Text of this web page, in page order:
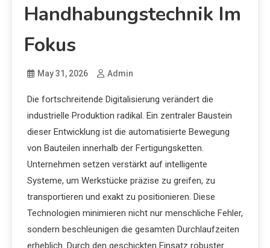
Handhabungstechnik Im
Fokus
May 31, 2026 Admin
Die fortschreitende Digitalisierung verändert die
industrielle Produktion radikal. Ein zentraler Baustein
dieser Entwicklung ist die automatisierte Bewegung
von Bauteilen innerhalb der Fertigungsketten.
Unternehmen setzen verstärkt auf intelligente
Systeme, um Werkstücke präzise zu greifen, zu
transportieren und exakt zu positionieren. Diese
Technologien minimieren nicht nur menschliche Fehler,
sondern beschleunigen die gesamten Durchlaufzeiten
erheblich. Durch den geschickten Einsatz robuster